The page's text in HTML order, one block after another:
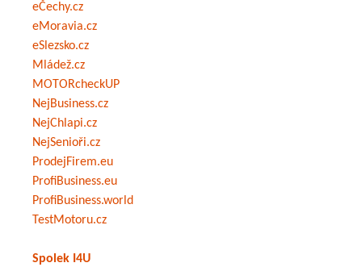
eČechy.cz
eMoravia.cz
eSlezsko.cz
Mládež.cz
MOTORcheckUP
NejBusiness.cz
NejChlapi.cz
NejSenioři.cz
ProdejFirem.eu
ProfiBusiness.eu
ProfiBusiness.world
TestMotoru.cz
Spolek I4U